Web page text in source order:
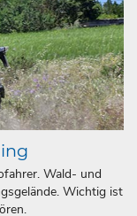
Wald- und
Wichtig ist